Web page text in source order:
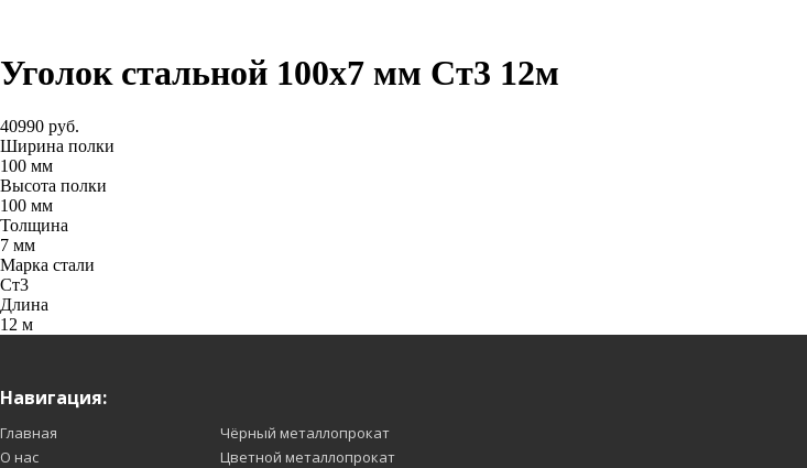
Уголок стальной 100х7 мм Ст3 12м
40990 руб.
Ширина полки
100 мм
Высота полки
100 мм
Толщина
7 мм
Марка стали
Ст3
Длина
12 м
Навигация:
Главная
О нас
Чёрный металлопрокат
Цветной металлопрокат